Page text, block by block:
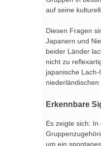
auf seine
Diesen Fragen
Japanern und
beider Länder
nicht zu
japanische
Erkennbare
Es zeigte sich:
um ein